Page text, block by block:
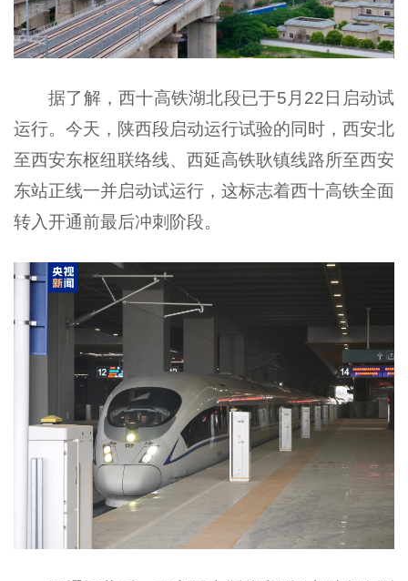
据了解，西十高铁湖北段已于5月22日启动试
运行。今天，陕西段启动运行试验的同时，西安北
至西安东枢纽联络线、西延高铁耿镇线路所至西安
东站正线一并启动试运行，这标志着西十高铁全面
转入开通前最后冲刺阶段。